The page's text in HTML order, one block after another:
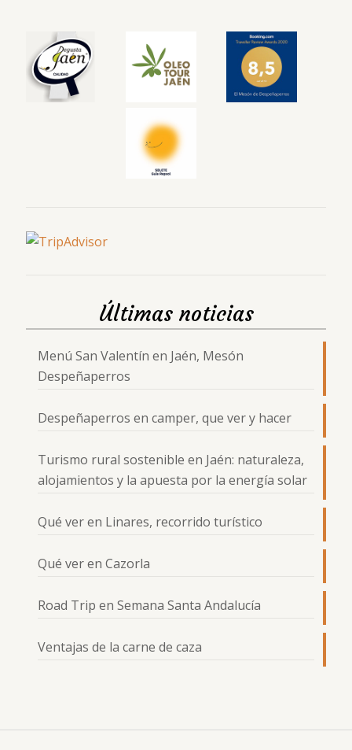
Últimas noticias
Menú San Valentín en Jaén, Mesón
Despeñaperros
Despeñaperros en camper, que ver y hacer
Turismo rural sostenible en Jaén: naturaleza,
alojamientos y la apuesta por la energía solar
Qué ver en Linares, recorrido turístico
Qué ver en Cazorla
Road Trip en Semana Santa Andalucía
Ventajas de la carne de caza